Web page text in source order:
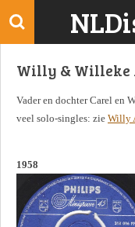
Ga
deWilly &
Vader en dochter Carel en
veel solo-singles: zie Willy
1958